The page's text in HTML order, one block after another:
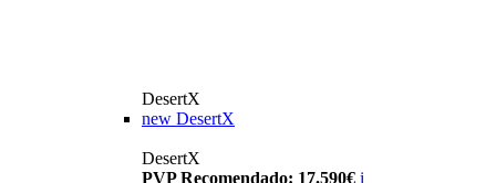
DesertX
new DesertX
DesertX
PVP Recomendado: 17.590€ i